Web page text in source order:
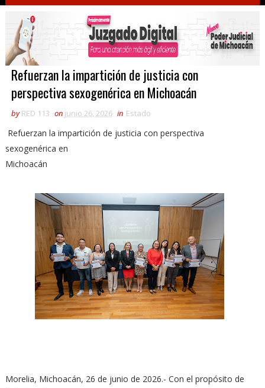
Refuerzan la impartición de justicia con
perspectiva sexogenérica en Michoacán
by RED 113 on junio 26, 2026 in Estado
Refuerzan la impartición de justicia con perspectiva
sexogenérica en
Michoacán
Morelia, Michoacán, 26 de junio de 2026.- Con el propósito de